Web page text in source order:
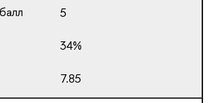
5
34%
7.85